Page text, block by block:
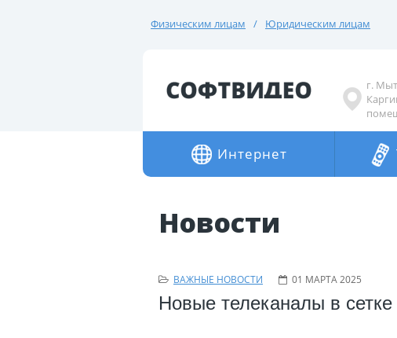
Физическим лицам Юридическим лицам
г.
Интернет
Новости
ВАЖНЫЕ НОВОСТИ 01 МАРТА 2025
Новые телеканалы в